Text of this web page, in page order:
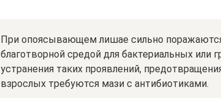
При опоясывающем лишае сильно
благотворной средой для бактериальных или
устранения таких проявлений,
взрослых требуются мази с антибиотиками.